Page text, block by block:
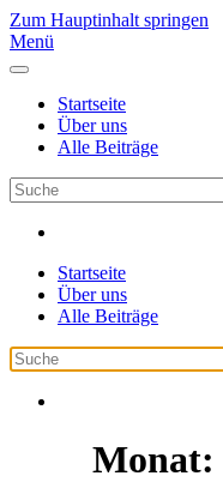
Zum Hauptinhalt springen
Menü
Startseite
Über uns
Alle Beiträge
Startseite
Über uns
Alle Beiträge
Monat: